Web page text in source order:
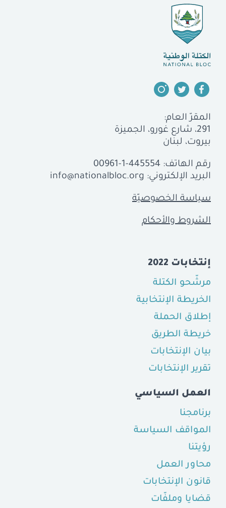
المقرّ العام:
291، شارع غورو، الجميزة
بيروت، لبنان
رقم الهاتف: 00961-1-445554
البريد الإلكتروني: info@nationalbloc.org
سياسة الخصوصيّة
الشروط والأحكام
إنتخابات 2022
مرشّحو الكتلة
الخريطة الإنتخابية
إطلاق الحملة
خريطة الطريق
بيان الإنتخابات
تقرير الإنتخابات
العمل السياسي
برنامجنا
المواقف السياسة
رؤيتنا
محاور العمل
قانون الإنتخابات
قضايا وملفّات